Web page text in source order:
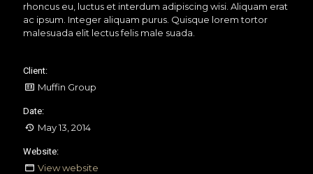
rhoncus eu, luctus et interdum adipiscing wisi. Aliquam erat
ac ipsum. Integer aliquam purus. Quisque lorem tortor
malesuada elit lectus felis male suada.
Client:
Muffin Group
Date:
May 13, 2014
Website:
View website